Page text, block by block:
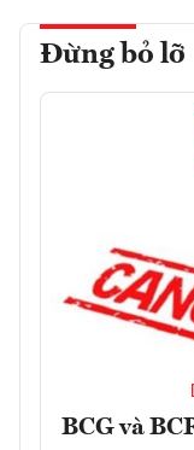
Đừng bỏ lỡ
BCG và